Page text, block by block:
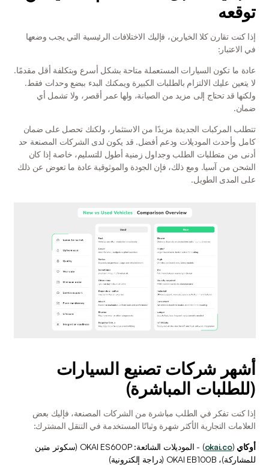
توقعه
في الاعتبار:
ضمان.
على المدى الطويل.
(للطلبات المباشرة)
العلامات التجارية الأكثر شهرة وثباتًا المستخدمة في التنقل المشترك:
أوكاي (
okai.co
للمشاركة)، OKAI EB100B (دراجة إلكترونية)